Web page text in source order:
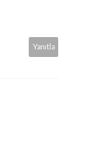
Yanıtla